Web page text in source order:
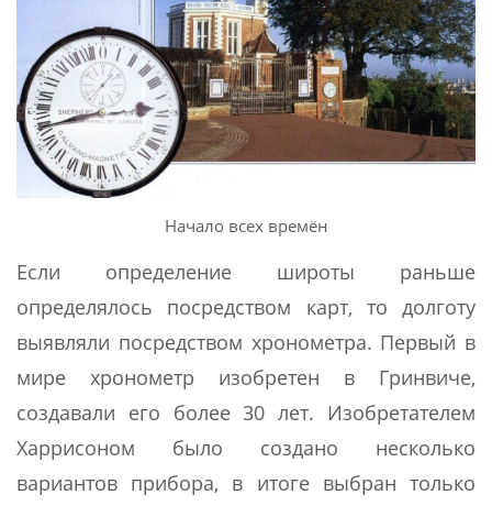
Начало всех времён
Если определение широты раньше
определялось посредством карт, то долготу
выявляли посредством хронометра. Первый в
мире хронометр изобретен в Гринвиче,
создавали его более 30 лет. Изобретателем
Харрисоном было создано несколько
вариантов прибора, в итоге выбран только